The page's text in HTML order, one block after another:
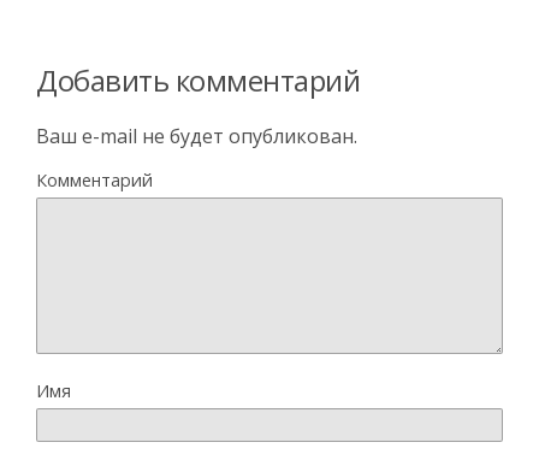
Добавить комментарий
Ваш e-mail не будет опубликован.
Комментарий
Имя